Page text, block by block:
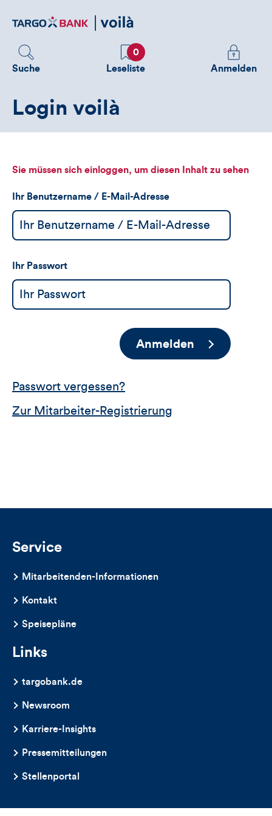
zum
Suche
Favoriten
0
Leseliste
Melden
Sie
sehen
Anmelden
Login voilà
Sie müssen sich einloggen, um diesen Inhalt zu sehen
Ihr Benutzername / E-Mail-Adresse
Ihr Passwort
Anmelden
Passwort vergessen?
Zur Mitarbeiter-Registrierung
Service
Mitarbeitenden-Informationen
Kontakt
Speisepläne
Links
targobank.de
Newsroom
Karriere-Insights
Pressemitteilungen
Stellenportal